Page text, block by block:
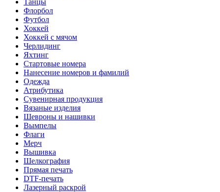
Флорбол
Футбол
Хоккей
Хоккей с мячом
Черлидинг
Яхтинг
Стартовые номера
Нанесение номеров и фамилий
Одежда
Атрибутика
Сувенирная продукция
Вязаные изделия
Шевроны и нашивки
Вымпелы
Флаги
Мерч
Вышивка
Шелкография
Прямая печать
DTF-печать
Лазерный раскрой